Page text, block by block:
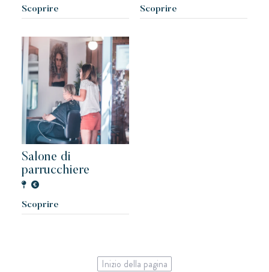
Scoprire Scoprire
Salone di
parrucchiere
Scoprire
Inizio della pagina